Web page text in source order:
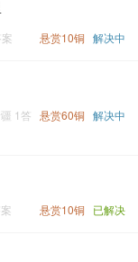
悬赏10铜 解决中
悬赏60铜 解决中
1答
悬赏10铜 已解决